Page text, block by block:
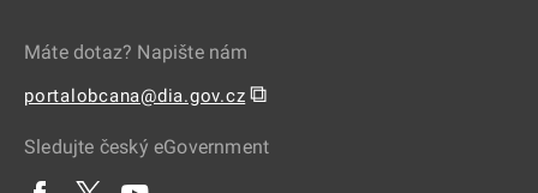
Máte dotaz? Napište nám
portalobcana@dia.gov.cz ⧉
Sledujte český eGovernment